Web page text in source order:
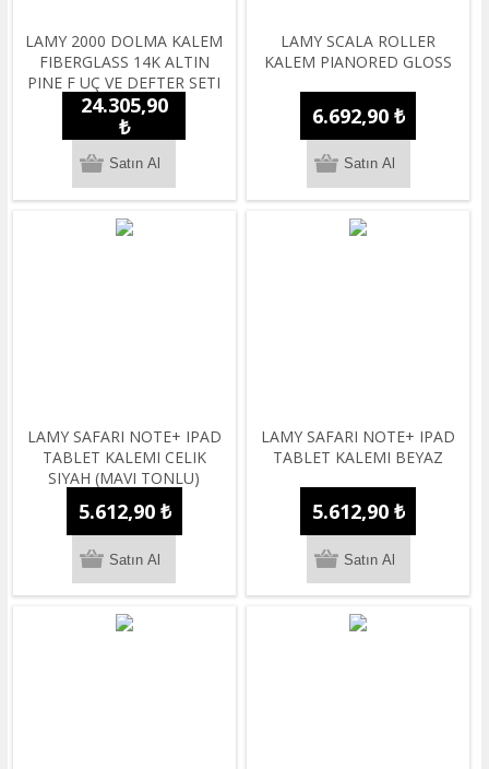
LAMY 2000 DOLMA KALEM
FIBERGLASS 14K ALTIN
PINE F UÇ VE DEFTER SETI
24.305,90
₺
LAMY SCALA ROLLER
KALEM PIANORED GLOSS
6.692,90 ₺
LAMY SAFARI NOTE+ IPAD
TABLET KALEMI CELIK
SIYAH (MAVI TONLU)
5.612,90 ₺
LAMY SAFARI NOTE+ IPAD
TABLET KALEMI BEYAZ
5.612,90 ₺